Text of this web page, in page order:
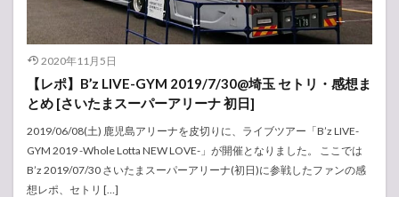
2020年11月5日
【レポ】B’z LIVE-GYM 2019/7/30@埼玉 セトリ・感想ま
とめ [さいたまスーパーアリーナ 初日]
2019/06/08(土) 鹿児島アリーナを皮切りに、ライブツアー「B’z LIVE-
GYM 2019 -Whole Lotta NEW LOVE-」が開催となりました。 ここでは
B’z 2019/07/30 さいたまスーパーアリーナ(初日)に参戦したファンの感
想レポ、セトリ […]